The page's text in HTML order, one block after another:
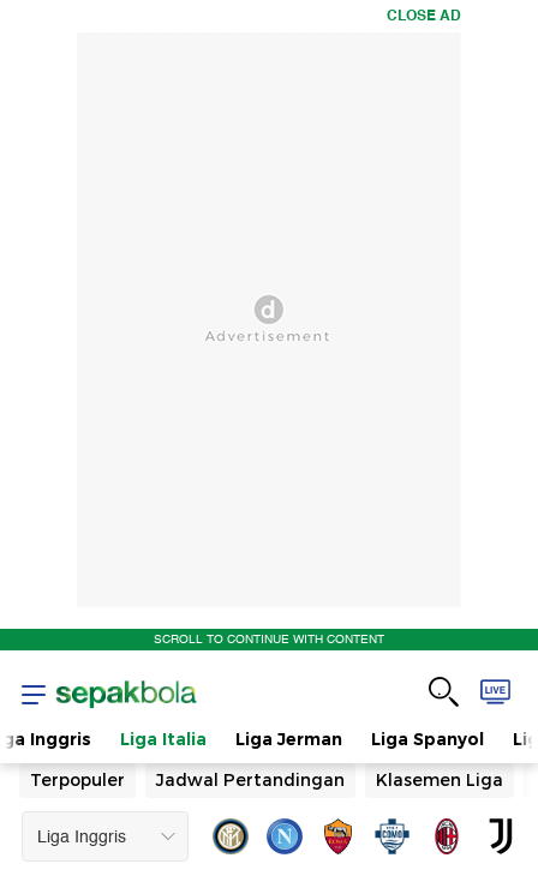
CLOSE AD
SCROLL TO CONTINUE WITH CONTENT
Inggris Liga Italia Liga Jerman Liga Spanyol
Terpopuler
Jadwal Pertandingan Klasemen Liga